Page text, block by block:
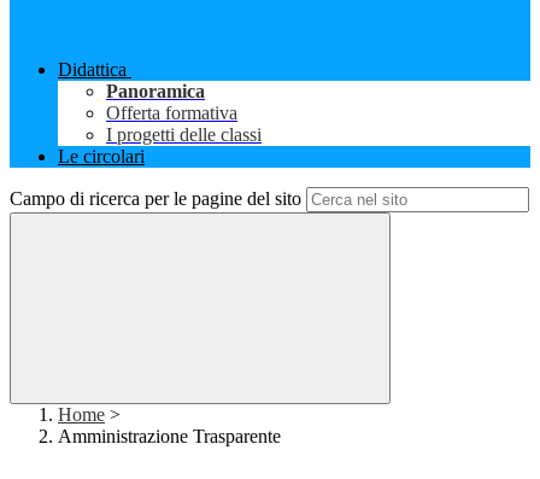
Didattica
Panoramica
Offerta formativa
I progetti delle classi
Le circolari
Campo di ricerca per le pagine del sito
Home >
Amministrazione Trasparente